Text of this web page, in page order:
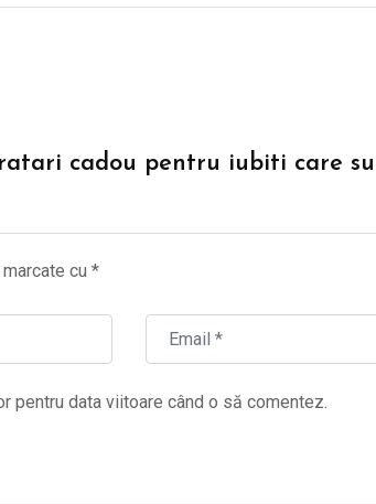
cadou pentru iubiti care
cu *
pentru data viitoare când o să comentez.